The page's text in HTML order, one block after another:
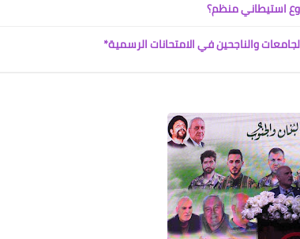
استيطاني منظم؟
والناجحين في الامتحانات الرسمية*
04 فبراير 2021